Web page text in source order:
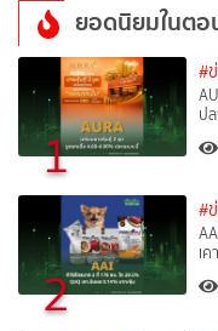
ยอดนิยมในต
1
#
ป
2
#
เ